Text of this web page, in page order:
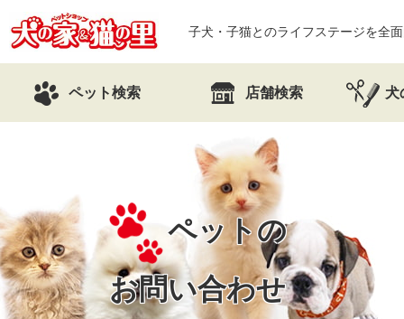
子犬・子猫とのライフステージを全
ペット検索 店舗検索 犬
ペットの
お問い合わせ